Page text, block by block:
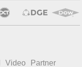
Video Partner